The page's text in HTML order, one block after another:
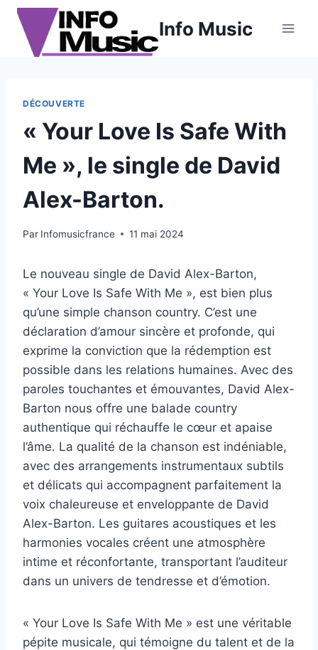
Aller
contenu
Info Music
DÉCOUVERTE
« Your Love Is Safe With
Me », le single de David
Alex-Barton.
Par Infomusicfrance 11 mai 2024
Le nouveau single de David Alex-Barton,
« Your Love Is Safe With Me », est bien plus
qu’une simple chanson country. C’est une
déclaration d’amour sincère et profonde, qui
exprime la conviction que la rédemption est
possible dans les relations humaines. Avec des
paroles touchantes et émouvantes, David Alex-
Barton nous offre une balade country
authentique qui réchauffe le cœur et apaise
l’âme. La qualité de la chanson est indéniable,
avec des arrangements instrumentaux subtils
et délicats qui accompagnent parfaitement la
voix chaleureuse et enveloppante de David
Alex-Barton. Les guitares acoustiques et les
harmonies vocales créent une atmosphère
intime et réconfortante, transportant l’auditeur
dans un univers de tendresse et d’émotion.
« Your Love Is Safe With Me » est une véritable
pépite musicale, qui témoigne du talent et de la